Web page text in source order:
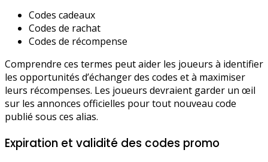
Codes cadeaux
Codes de rachat
Codes de récompense
Comprendre ces termes peut aider les joueurs à identifier
les opportunités d’échanger des codes et à maximiser
leurs récompenses. Les joueurs devraient garder un œil
sur les annonces officielles pour tout nouveau code
publié sous ces alias.
Expiration et validité des codes promo